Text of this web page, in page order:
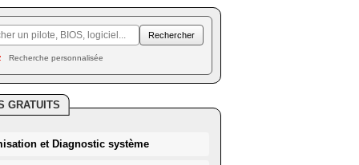
Recherche personnalisée
GRATUITS
et Diagnostic système